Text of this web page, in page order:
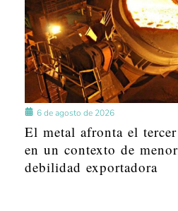
6 de agosto de 2026
El metal afronta el
en un contexto de
debilidad exportadora